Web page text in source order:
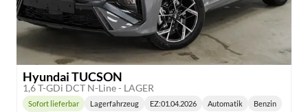
Hyundai TUCSON
1,6 T-GDi DCT N-Line - LAGER
Lieferzeit:
Sofort lieferbar Lagerfahrzeug EZ:01.04.2026
Getriebe:
Automatik
Kraftstoff:
Benzin